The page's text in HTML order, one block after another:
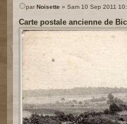
par Noisette » Sam 10 Sep 2011
Carte postale ancienne de